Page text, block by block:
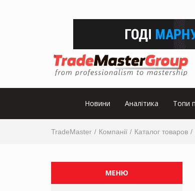
Новини Аналітика Топи
TradeMaster Компанії Каталог товаров
МЕНЮ